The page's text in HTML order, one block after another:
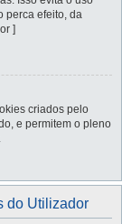
perca efeito, da
]
criados pelo
e permitem o pleno
do Utilizador